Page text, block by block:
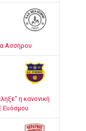
Ασσήρου
η κανονική
Ευόσμου